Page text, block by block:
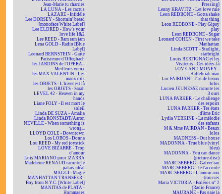
Jean-Marie tu charries
LA LUNA - Les cactus
LAZARE - Infidèle
Lee DORSEY - Shortnin' bread
[monoface White Label]
Lee ELDRED - How's your
love life 1&2
Lee REED - Ram ram jam
Lena GOLD - Radio [Blue
Label]
Leonard BERNSTEIN - Gaîté
Parisienne d'Offenbach
les JARDINS de l'OPÉRA -
Meilleurs vœux
les MAX VALENTIN - Les
maux dits
les OBJETS - L'hiver est là
les OBJETS - Sarah
LEVEL 42 - Heaven in my
hands
Liane FOLY - Il est mort le
soleil
Linda DE SUZA - Amalia
Linda RONSTADT/Aaron
NEVILLE - When something is
wrong...
LLOYD COLE - Downtown
Los LOBOS - Donna
Lou REED - My red joystick
LOVE BIZARRE - Trop
d'amour
Luis MARIANO pour IZARRA
Madeleine RENAUD raconte le
palais idéal
MAGGI - Magie
MANHATTAN TRANSFER -
Boy from N.Y.C. [White Label]
MANITAS de PLATA -
Hommages
Pressing]
Lenny KRAVITZ - Let love rule
Leon REDBONE - Gotta shake
that thing
Leon REDBONE - Play Gipsy
play
Leon REDBONE - Sugar
Leonard COHEN - First we take
Manhattan
Linda SCOTT - Starlight,
starbright
Louis BERTIGNAC et les
Visiteurs - Ces idées-là
LOVE AND MONEY -
Halleluiah man
Luc FAIRDAN - T'as de beaux
lolos
Lucien JEUNESSE raconte les
3 ours
LUNA PARKER - Le challenge
des espoirs
LUNA PARKER - Tes états
d'âme Eric
Lydia VERKINE - La mélodie
des enfants
M & Mme FAIRDAN - Beaux
lolos
MADNESS - Our house
MADONNA - True blue (vinyl
bleu)
MADONNA - You can dance
(picture-disc)
MARC SEBERG - Galver'ran
MARC SEBERG - Je t'accorde
MARC SEBERG - L'amour aux
trousses
Maria VICTORIA - Boléros n° 2
(Radio France)
MAURANE - Pas gaie la